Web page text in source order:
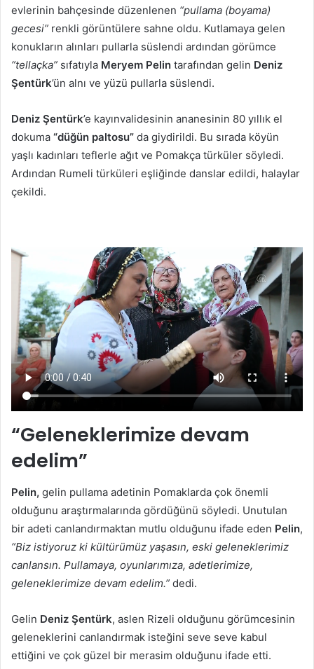
evlerinin bahçesinde düzenlenen “pullama (boyama)
gecesi” renkli görüntülere sahne oldu. Kutlamaya gelen
konukların alınları pullarla süslendi ardından görümce
“tellaçka” sıfatıyla Meryem Pelin tarafından gelin Deniz
Şentürk’ün alnı ve yüzü pullarla süslendi.
Deniz Şentürk’e kayınvalidesinin ananesinin 80 yıllık el
dokuma “düğün paltosu” da giydirildi. Bu sırada köyün
yaşlı kadınları teflerle ağıt ve Pomakça türküler söyledi.
Ardından Rumeli türküleri eşliğinde danslar edildi, halaylar
çekildi.
“Geleneklerimize devam
edelim”
Pelin, gelin pullama adetinin Pomaklarda çok önemli
olduğunu araştırmalarında gördüğünü söyledi. Unutulan
bir adeti canlandırmaktan mutlu olduğunu ifade eden Pelin,
“Biz istiyoruz ki kültürümüz yaşasın, eski geleneklerimiz
canlansın. Pullamaya, oyunlarımıza, adetlerimize,
geleneklerimize devam edelim.” dedi.
Gelin Deniz Şentürk, aslen Rizeli olduğunu görümcesinin
geleneklerini canlandırmak isteğini seve seve kabul
ettiğini ve çok güzel bir merasim olduğunu ifade etti.